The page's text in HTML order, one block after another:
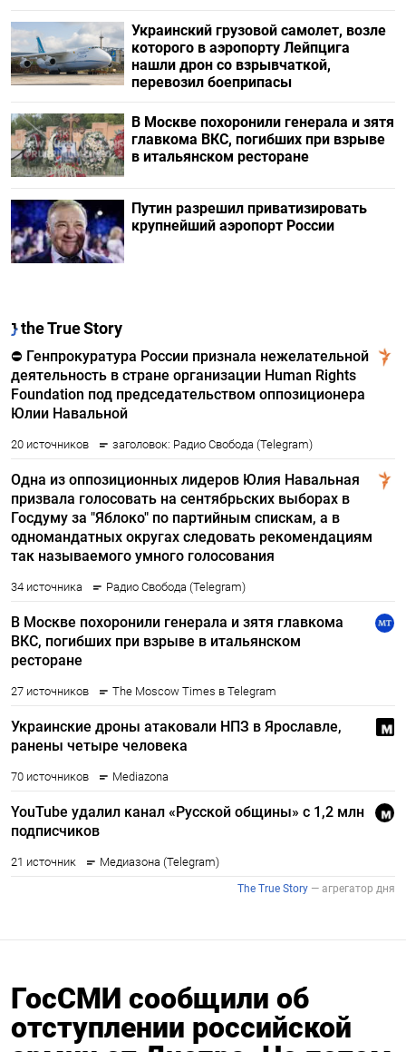
Украинский грузовой самолет, возле
которого в аэропорту Лейпцига
нашли дрон со взрывчаткой,
перевозил боеприпасы
В Москве похоронили генерала и зятя
главкома ВКС, погибших при взрыве
в итальянском ресторане
Путин разрешил приватизировать
крупнейший аэропорт России
ГосСМИ сообщили об
отступлении российской